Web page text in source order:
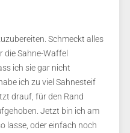
Schmeckt alles
die Sahne-Waffel
ich sie gar nicht
ich zu viel Sahnesteif
drauf, für den Rand
Jetzt bin ich am
lasse, oder einfach noch